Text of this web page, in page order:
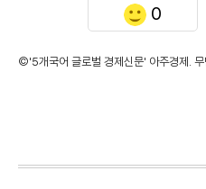
0
©'5개국어 글로벌 경제신문' 아주경제. 무